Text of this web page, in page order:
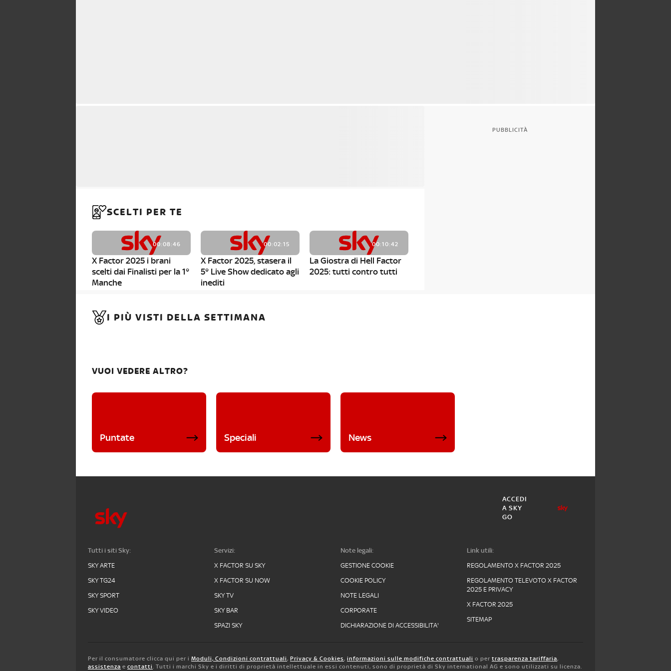
SCELTI PER TE
00:08:46
X Factor 2025 i brani
scelti dai Finalisti per la 1°
Manche
00:02:15
X Factor 2025, stasera il
5° Live Show dedicato agli
inediti
00:10:42
La Giostra di Hell Factor
2025: tutti contro tutti
PUBBLICITÀ
I PIÙ VISTI DELLA SETTIMANA
VUOI VEDERE ALTRO?
Puntate Speciali News
ACCEDI
A SKY
GO
Tutti i siti Sky:
SKY ARTE
SKY TG24
SKY SPORT
SKY VIDEO
Servizi:
X FACTOR SU SKY
X FACTOR SU NOW
SKY TV
SKY BAR
SPAZI SKY
Note legali:
GESTIONE COOKIE
COOKIE POLICY
NOTE LEGALI
CORPORATE
DICHIARAZIONE DI ACCESSIBILITA'
Link utili:
REGOLAMENTO X FACTOR 2025
REGOLAMENTO TELEVOTO X FACTOR
2025 E PRIVACY
X FACTOR 2025
SITEMAP
Per il consumatore clicca qui per i Moduli, Condizioni contrattuali, Privacy & Cookies, informazioni sulle modifiche contrattuali o per trasparenza tariffaria,
assistenza e contatti. Tutti i marchi Sky e i diritti di proprietà intellettuale in essi contenuti, sono di proprietà di Sky international AG e sono utilizzati su licenza.